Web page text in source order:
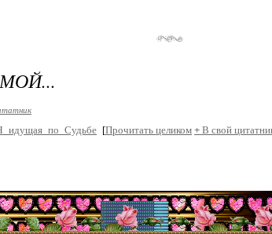
[Прочитать целиком + В свой